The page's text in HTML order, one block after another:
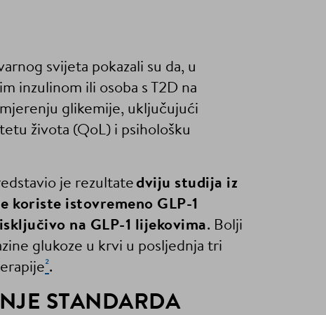
svijeta pokazali su da, u
inzulinom ili osoba s T2D na
glikemije, uključujući
života (QoL) i psihološku
je rezultatedviju studija iz
koriste istovremeno GLP-1
na GLP-1 lijekovima. Bolji
glukoze u krvi u posljednja tri
².
STANDARDA